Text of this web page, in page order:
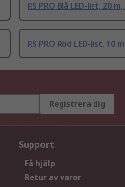
RS PRO Blå LED-list, 20
RS PRO Röd LED-list, 10
Registrera dig
Support
Få hjälp
Retur av varor